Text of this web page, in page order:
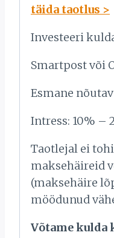
täida taotlus >
Investeeri
Smartpost või
Esmane
Intress: 10% –
Taotlejal ei
maksehäireid
(maksehäire
möödunud
Võtame